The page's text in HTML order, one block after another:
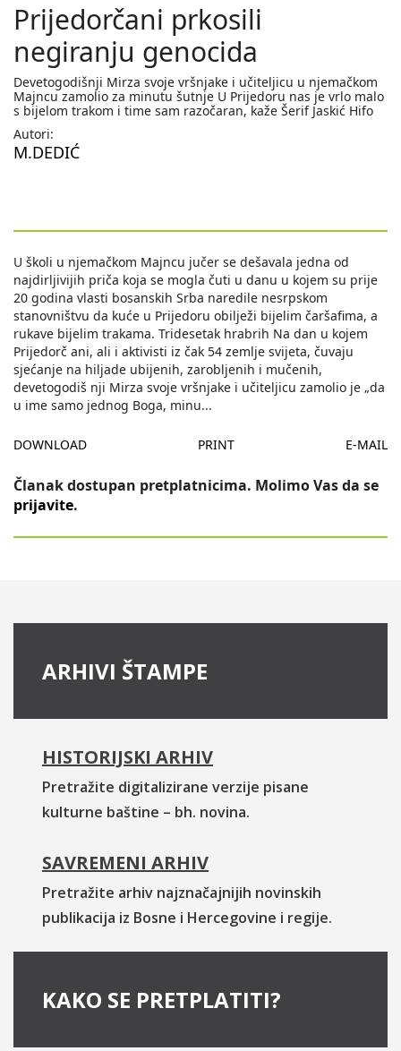
Prijedorčani prkosili
negiranju genocida
Devetogodišnji Mirza svoje vršnjake i učiteljicu u njemačkom
Majncu zamolio za minutu šutnje U Prijedoru nas je vrlo malo
s bijelom trakom i time sam razočaran, kaže Šerif Jaskić Hifo
Autori:
M.DEDIĆ
U školi u njemačkom Majncu jučer se dešavala jedna od
najdirljivijih priča koja se mogla čuti u danu u kojem su prije
20 godina vlasti bosanskih Srba naredile nesrpskom
stanovništvu da kuće u Prijedoru obilježi bijelim čaršafima, a
rukave bijelim trakama. Tridesetak hrabrih Na dan u kojem
Prijedorč ani, ali i aktivisti iz čak 54 zemlje svijeta, čuvaju
sjećanje na hiljade ubijenih, zarobljenih i mučenih,
devetogodiš nji Mirza svoje vršnjake i učiteljicu zamolio je „da
u ime samo jednog Boga, minu...
DOWNLOAD PRINT E-MAIL
Članak dostupan pretplatnicima. Molimo Vas da se
prijavite.
ARHIVI ŠTAMPE
HISTORIJSKI ARHIV
Pretražite digitalizirane verzije pisane
kulturne baštine – bh. novina.
SAVREMENI ARHIV
Pretražite arhiv najznačajnijih novinskih
publikacija iz Bosne i Hercegovine i regije.
KAKO SE PRETPLATITI?